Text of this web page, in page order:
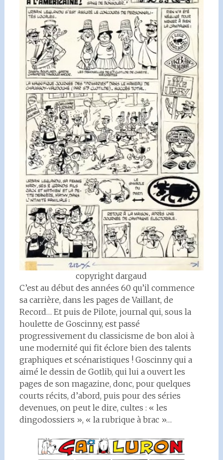
copyright dargaud
C’est au début des années 60 qu’il commence
sa carrière, dans les pages de Vaillant, de
Record… Et puis de Pilote, journal qui, sous la
houlette de Goscinny, est passé
progressivement du classicisme de bon aloi à
une modernité qui fit éclore bien des talents
graphiques et scénaristiques ! Goscinny qui a
aimé le dessin de Gotlib, qui lui a ouvert les
pages de son magazine, donc, pour quelques
courts récits, d’abord, puis pour des séries
devenues, on peut le dire, cultes : « les
dingodossiers », « la rubrique à brac »…